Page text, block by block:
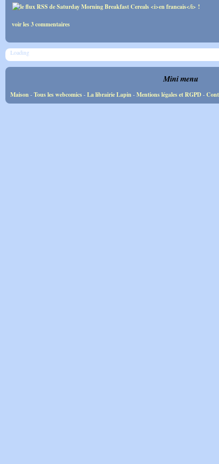
voir les 3 commentaires
Loading
Mini menu
Maison-Tous les webcomics-La librairie Lapin-Mentions légales et RGPD-